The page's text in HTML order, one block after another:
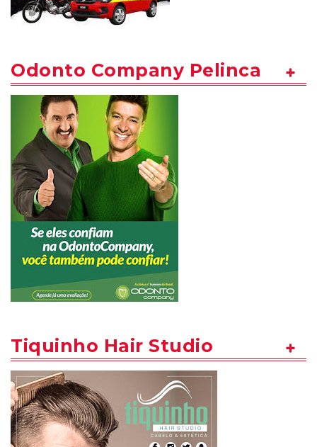
Odonto Company Pelinca
Tiquinho Hair Studio